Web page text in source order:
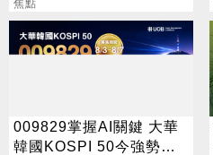
事更有效
焦點
009829掌握AI關鍵 大華
韓國KOSPI 50今強勢開